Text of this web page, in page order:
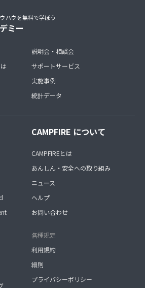
ハウを無料で学ぼう
ミー
説明会・相談会
サポートサービス
実施事例
統計データ
CAMPFIRE について
CAMPFIREとは
あんしん・安全への取り組み
ニュース
ヘルプ
お問い合わせ
各種規定
利用規約
細則
プライバシーポリシー